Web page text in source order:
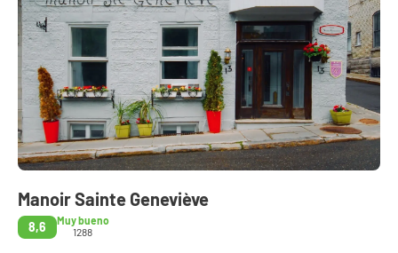
Manoir Sainte Geneviève
8,6
Muy bueno
1288